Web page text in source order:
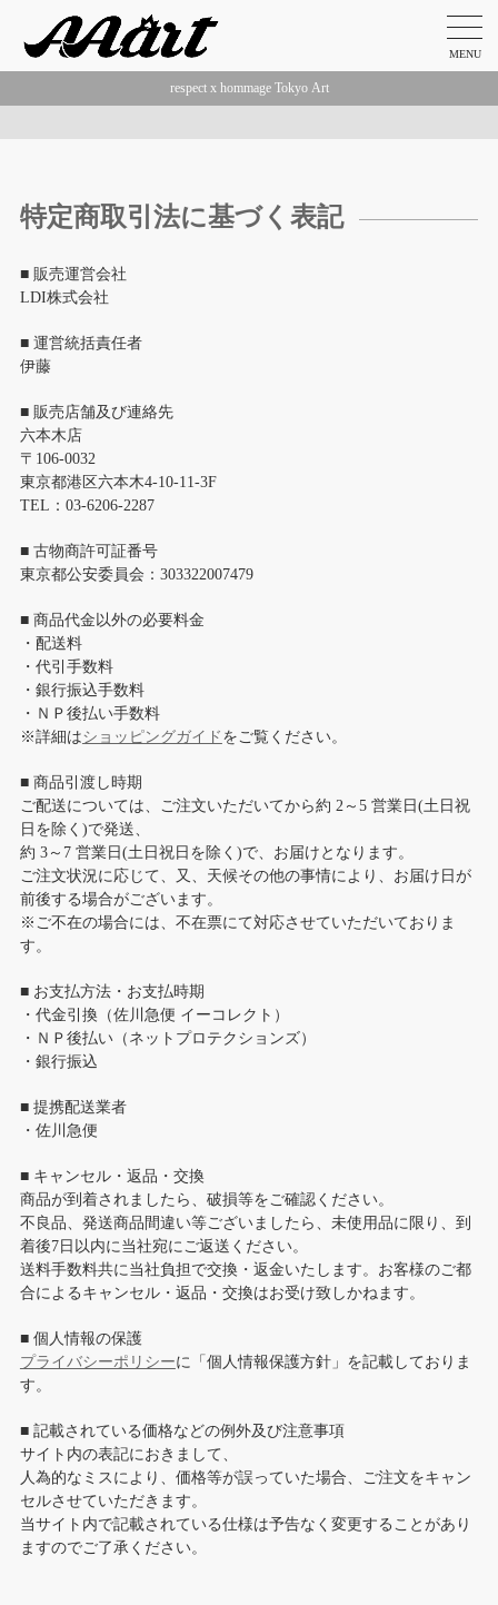
MENU
respect x hommage Tokyo Art
特定商取引法に基づく表記
■ 販売運営会社
LDI株式会社
■ 運営統括責任者
伊藤
■ 販売店舗及び連絡先
六本木店
〒106-0032
東京都港区六本木4-10-11-3F
TEL：03-6206-2287
■ 古物商許可証番号
東京都公安委員会：303322007479
■ 商品代金以外の必要料金
・配送料
・代引手数料
・銀行振込手数料
・ＮＰ後払い手数料
※詳細はショッピングガイド をご覧ください。
■ 商品引渡し時期
ご配送については、ご注文いただいてから約 2～5 営業日(土日祝
日を除く)で発送、
約 3～7 営業日(土日祝日を除く)で、お届けとなります。
ご注文状況に応じて、又、天候その他の事情により、お届け日が
前後する場合がございます。
※ご不在の場合には、不在票にて対応させていただいておりま
す。
■ お支払方法・お支払時期
・代金引換（佐川急便 イーコレクト）
・ＮＰ後払い（ネットプロテクションズ）
・銀行振込
■ 提携配送業者
・佐川急便
■ キャンセル・返品・交換
商品が到着されましたら、破損等をご確認ください。
不良品、発送商品間違い等ございましたら、未使用品に限り、到
着後7日以内に当社宛にご返送ください。
送料手数料共に当社負担で交換・返金いたします。お客様のご都
合によるキャンセル・返品・交換はお受け致しかねます。
■ 個人情報の保護
プライバシーポリシーに「個人情報保護方針」を記載しておりま
す。
■ 記載されている価格などの例外及び注意事項
サイト内の表記におきまして、
人為的なミスにより、価格等が誤っていた場合、ご注文をキャン
セルさせていただきます。
当サイト内で記載されている仕様は予告なく変更することがあり
ますのでご了承ください。